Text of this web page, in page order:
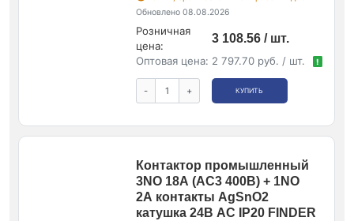
Обновлено 08.08.2026
Розничная
цена:
3 108.56 / шт.
Оптовая цена: 2 797.70 руб. / шт. !
- + КУПИТЬ
Контактор промышленный
3NO 18А (АС3 400В) + 1NO
2А контакты AgSnO2
катушка 24В АС IP20 FINDER